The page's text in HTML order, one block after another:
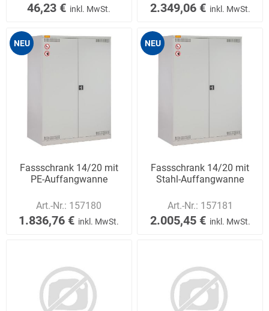
46,23 € inkl. MwSt. 2.349,06 € inkl. MwSt.
NEU
Fassschrank 14/20 mit
PE-Auffangwanne
Art.-Nr.: 157180
1.836,76 € inkl. MwSt.
NEU
Fassschrank 14/20 mit
Stahl-Auffangwanne
Art.-Nr.: 157181
2.005,45 € inkl. MwSt.